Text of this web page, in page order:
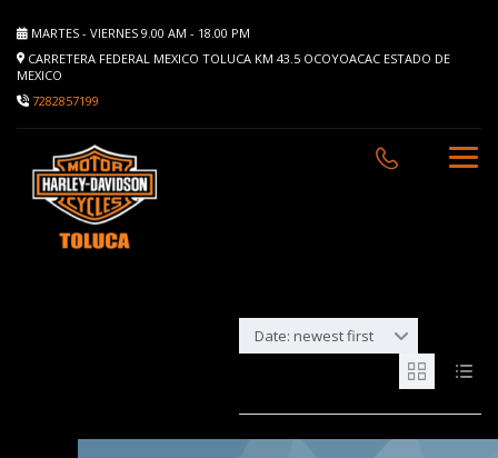
MARTES - VIERNES 9.00 AM - 18.00 PM
CARRETERA FEDERAL MEXICO TOLUCA KM 43.5 OCOYOACAC ESTADO DE
MEXICO
7282857199
Date: newest first